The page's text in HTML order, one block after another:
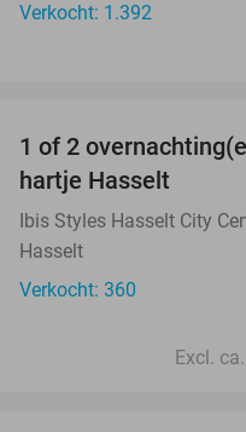
Verkocht: 1.392
1 of 2
hartje Hasselt
Ibis Styles Hasselt City
Hasselt
Verkocht: 360
Excl.